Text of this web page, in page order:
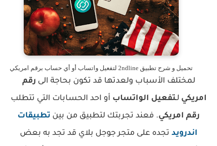
تحميل و شرح تطبيق 2ndline لتفعيل واتساب أو أي حساب برقم امريكي
لمختلف الأسباب ولعدتها قد تكون بحاجة الى رقم
امريكي لـتفعيل الواتساب أو احد الحسابات التي تتطلب
رقم امريكي. فعند تجربتك لتطبيق من بين تطبيقات
اندرويد تجده على متجر جوجل بلاي قد تجد به بعض